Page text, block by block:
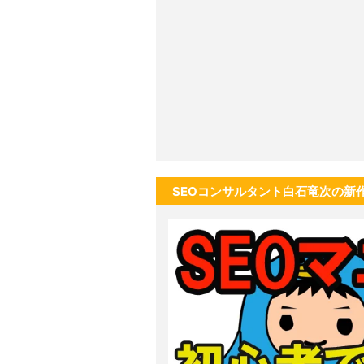
SEOコンサルタント白石竜次の新